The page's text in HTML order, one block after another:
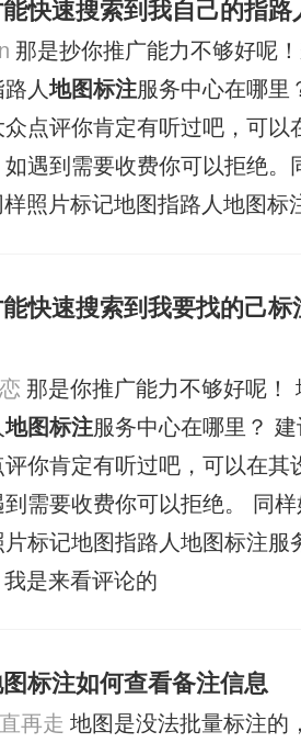
快速搜索到我自己的指
那是抄你推广能力不够好呢
人地图标注服务中心在哪里
点评你肯定有听过吧，可
遇到需要收费你可以拒绝
照片标记地图指路人地图标
快速搜索到我要找的己
那是你推广能力不够好呢！
地图标注服务中心在哪里？
你肯定有听过吧，可以在
需要收费你可以拒绝。 同
片标记地图指路人地图标注服
我是来看评论的
标注如何查看备注信息
再走 地图是没法批量标注的